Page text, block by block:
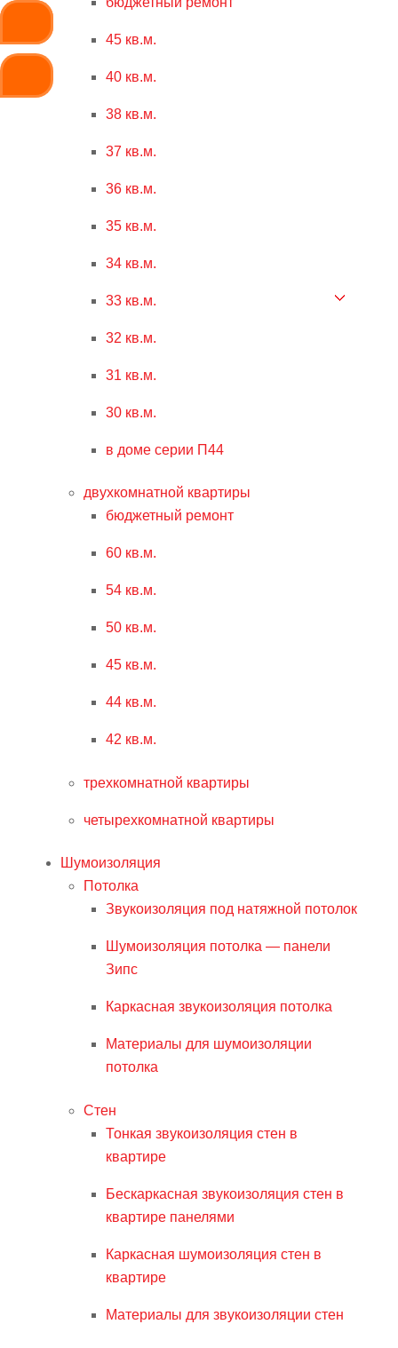
45 кв.м.
40 кв.м.
38 кв.м.
37 кв.м.
36 кв.м.
35 кв.м.
34 кв.м.
33 кв.м.
32 кв.м.
31 кв.м.
30 кв.м.
в доме серии П44
двухкомнатной квартиры
бюджетный ремонт
60 кв.м.
54 кв.м.
50 кв.м.
45 кв.м.
44 кв.м.
42 кв.м.
трехкомнатной квартиры
четырехкомнатной квартиры
Шумоизоляция
Потолка
Звукоизоляция под натяжной потолок
Шумоизоляция потолка — панели
Зипс
Каркасная звукоизоляция потолка
Материалы для шумоизоляции
потолка
Стен
Тонкая звукоизоляция стен в
квартире
Бескаркасная звукоизоляция стен в
квартире панелями
Каркасная шумоизоляция стен в
квартире
Материалы для звукоизоляции стен